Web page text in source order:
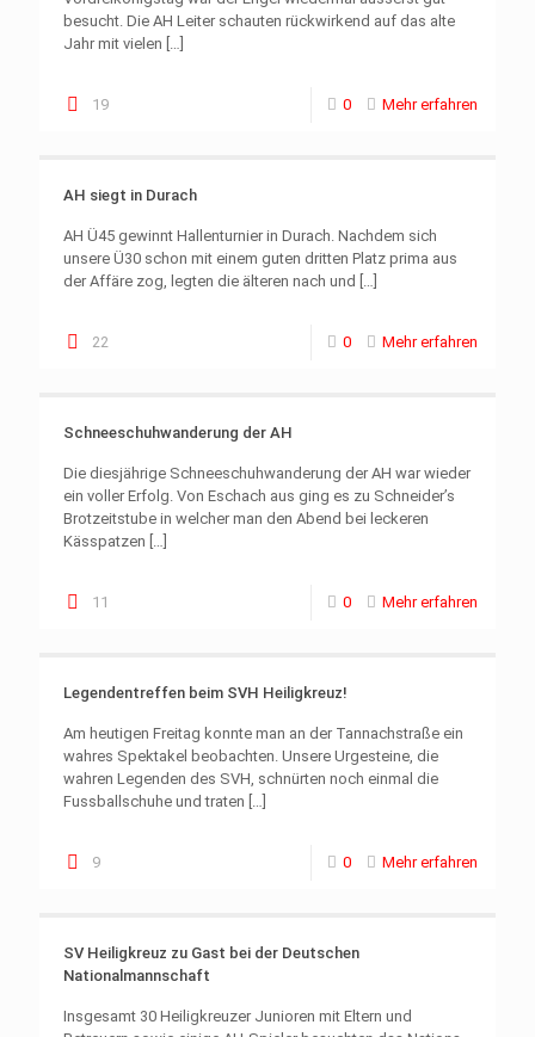
besucht. Die AH Leiter schauten rückwirkend auf das alte
Jahr mit vielen […]
19 0 Mehr erfahren
AH siegt in Durach
AH Ü45 gewinnt Hallenturnier in Durach. Nachdem sich
unsere Ü30 schon mit einem guten dritten Platz prima aus
der Affäre zog, legten die älteren nach und […]
22 0 Mehr erfahren
Schneeschuhwanderung der AH
Die diesjährige Schneeschuhwanderung der AH war wieder
ein voller Erfolg. Von Eschach aus ging es zu Schneider’s
Brotzeitstube in welcher man den Abend bei leckeren
Kässpatzen […]
11 0 Mehr erfahren
Legendentreffen beim SVH Heiligkreuz!
Am heutigen Freitag konnte man an der Tannachstraße ein
wahres Spektakel beobachten. Unsere Urgesteine, die
wahren Legenden des SVH, schnürten noch einmal die
Fussballschuhe und traten […]
9 0 Mehr erfahren
SV Heiligkreuz zu Gast bei der Deutschen
Nationalmannschaft
Insgesamt 30 Heiligkreuzer Junioren mit Eltern und